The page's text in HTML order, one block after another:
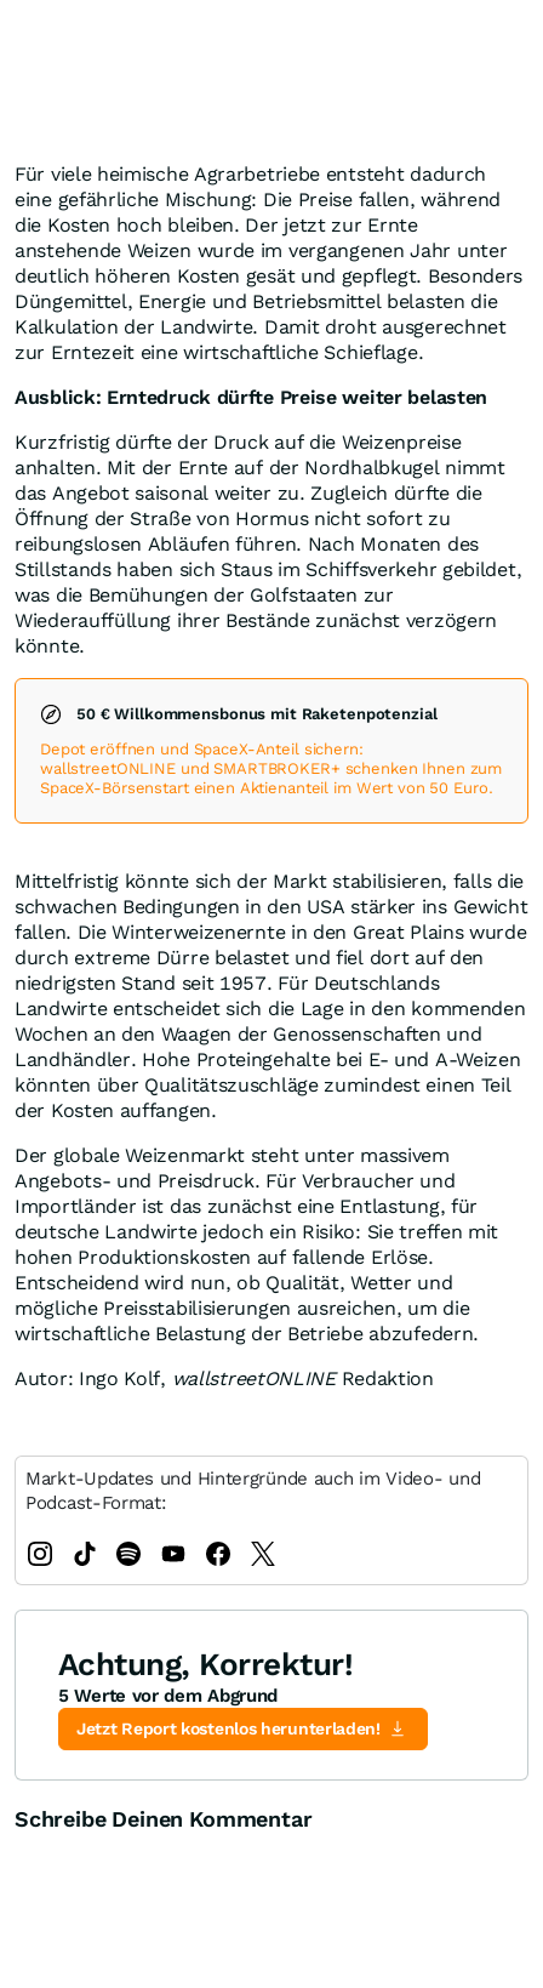
Für viele heimische Agrarbetriebe entsteht dadurch
eine gefährliche Mischung: Die Preise fallen, während
die Kosten hoch bleiben. Der jetzt zur Ernte
anstehende Weizen wurde im vergangenen Jahr unter
deutlich höheren Kosten gesät und gepflegt. Besonders
Düngemittel, Energie und Betriebsmittel belasten die
Kalkulation der Landwirte. Damit droht ausgerechnet
zur Erntezeit eine wirtschaftliche Schieflage.
Ausblick: Erntedruck dürfte Preise weiter belasten
Kurzfristig dürfte der Druck auf die Weizenpreise
anhalten. Mit der Ernte auf der Nordhalbkugel nimmt
das Angebot saisonal weiter zu. Zugleich dürfte die
Öffnung der Straße von Hormus nicht sofort zu
reibungslosen Abläufen führen. Nach Monaten des
Stillstands haben sich Staus im Schiffsverkehr gebildet,
was die Bemühungen der Golfstaaten zur
Wiederauffüllung ihrer Bestände zunächst verzögern
könnte.
50 € Willkommensbonus mit Raketenpotenzial
Depot eröffnen und SpaceX-Anteil sichern:
wallstreetONLINE und SMARTBROKER+ schenken Ihnen zum
SpaceX-Börsenstart einen Aktienanteil im Wert von 50 Euro.
Mittelfristig könnte sich der Markt stabilisieren, falls die
schwachen Bedingungen in den USA stärker ins Gewicht
fallen. Die Winterweizenernte in den Great Plains wurde
durch extreme Dürre belastet und fiel dort auf den
niedrigsten Stand seit 1957. Für Deutschlands
Landwirte entscheidet sich die Lage in den kommenden
Wochen an den Waagen der Genossenschaften und
Landhändler. Hohe Proteingehalte bei E- und A-Weizen
könnten über Qualitätszuschläge zumindest einen Teil
der Kosten auffangen.
Der globale Weizenmarkt steht unter massivem
Angebots- und Preisdruck. Für Verbraucher und
Importländer ist das zunächst eine Entlastung, für
deutsche Landwirte jedoch ein Risiko: Sie treffen mit
hohen Produktionskosten auf fallende Erlöse.
Entscheidend wird nun, ob Qualität, Wetter und
mögliche Preisstabilisierungen ausreichen, um die
wirtschaftliche Belastung der Betriebe abzufedern.
Autor: Ingo Kolf, wallstreetONLINERedaktion
Markt-Updates und Hintergründe auch im Video- und
Podcast-Format:
Achtung, Korrektur!
5 Werte vor dem Abgrund
Jetzt Report kostenlos herunterladen!
Schreibe Deinen Kommentar